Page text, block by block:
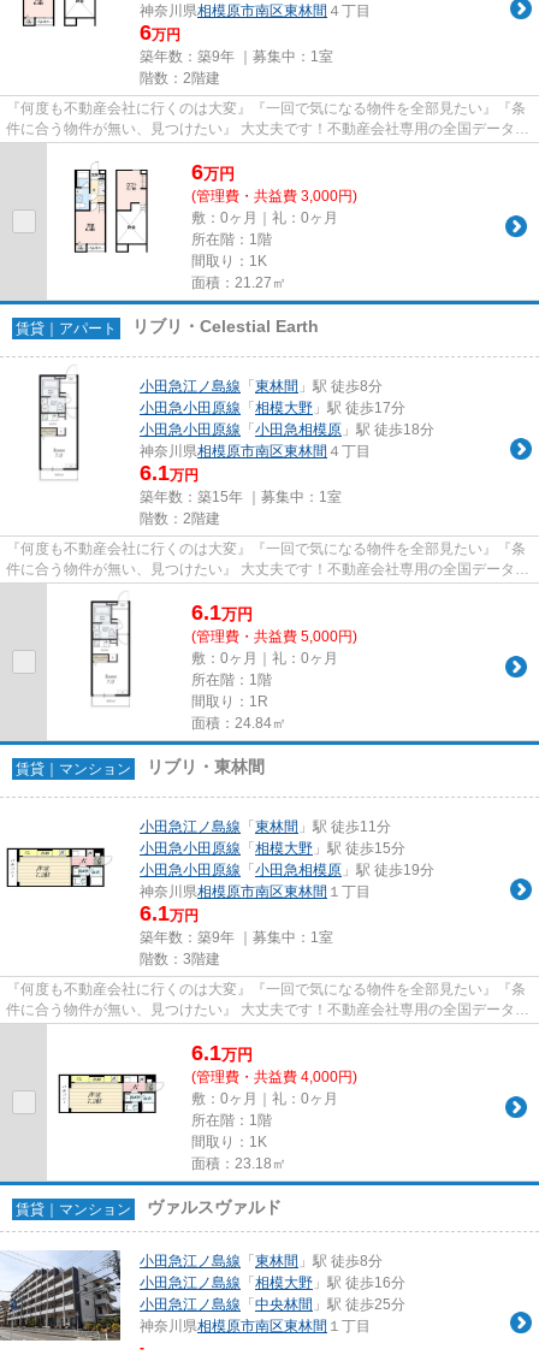
神奈川県相模原市南区東林間 ４丁目
6万円
築年数：築9年 ｜募集中： 1室
階数：2階建
『何度も不動産会社に行くのは大変』『一回で気になる物件を全部見たい』『条
件に合う物件が無い、見つけたい』 大丈夫です！不動産会社専用の全国データベ
6万円
(管理費・共益費 3,000円)
敷：0ヶ月｜礼：0ヶ月
所在階：1階
間取り：1K
面積：21.27㎡
賃貸｜アパート リブリ・Celestial Earth
小田急江ノ島線 「 東林間 」駅 徒歩8分
小田急小田原線 「 相模大野 」駅 徒歩17分
小田急小田原線 「 小田急相模原 」駅 徒歩18分
神奈川県相模原市南区東林間 ４丁目
6.1万円
築年数：築15年 ｜募集中： 1室
階数：2階建
『何度も不動産会社に行くのは大変』『一回で気になる物件を全部見たい』『条
件に合う物件が無い、見つけたい』 大丈夫です！不動産会社専用の全国データベ
ースを利用して、エリアを問...
6.1万円
(管理費・共益費 5,000円)
敷：0ヶ月｜礼：0ヶ月
所在階：1階
間取り：1R
面積：24.84㎡
賃貸｜マンション リブリ・東林間
小田急江ノ島線 「 東林間 」駅 徒歩11分
小田急小田原線 「 相模大野 」駅 徒歩15分
小田急小田原線 「 小田急相模原 」駅 徒歩19分
神奈川県相模原市南区東林間 １丁目
6.1万円
築年数：築9年 ｜募集中： 1室
階数：3階建
『何度も不動産会社に行くのは大変』『一回で気になる物件を全部見たい』『条
件に合う物件が無い、見つけたい』 大丈夫です！不動産会社専用の全国データベ
6.1万円
(管理費・共益費 4,000円)
敷：0ヶ月｜礼：0ヶ月
所在階：1階
間取り：1K
面積：23.18㎡
賃貸｜マンション ヴァルスヴァルド
小田急江ノ島線 「 東林間 」駅 徒歩8分
小田急江ノ島線 「 相模大野 」駅 徒歩16分
小田急江ノ島線 「 中央林間 」駅 徒歩25分
神奈川県相模原市南区東林間 １丁目
-